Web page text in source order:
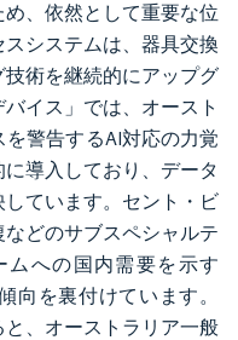
、依然として重要な位
システムは、器具交換
術を継続的にアップグ
イス」では、オースト
警告するAI対応の力覚
導入しており、データ
ています。セント・ビ
どのサブスペシャルテ
ムへの国内需要を示す
向を裏付けています。
、オーストラリア一般